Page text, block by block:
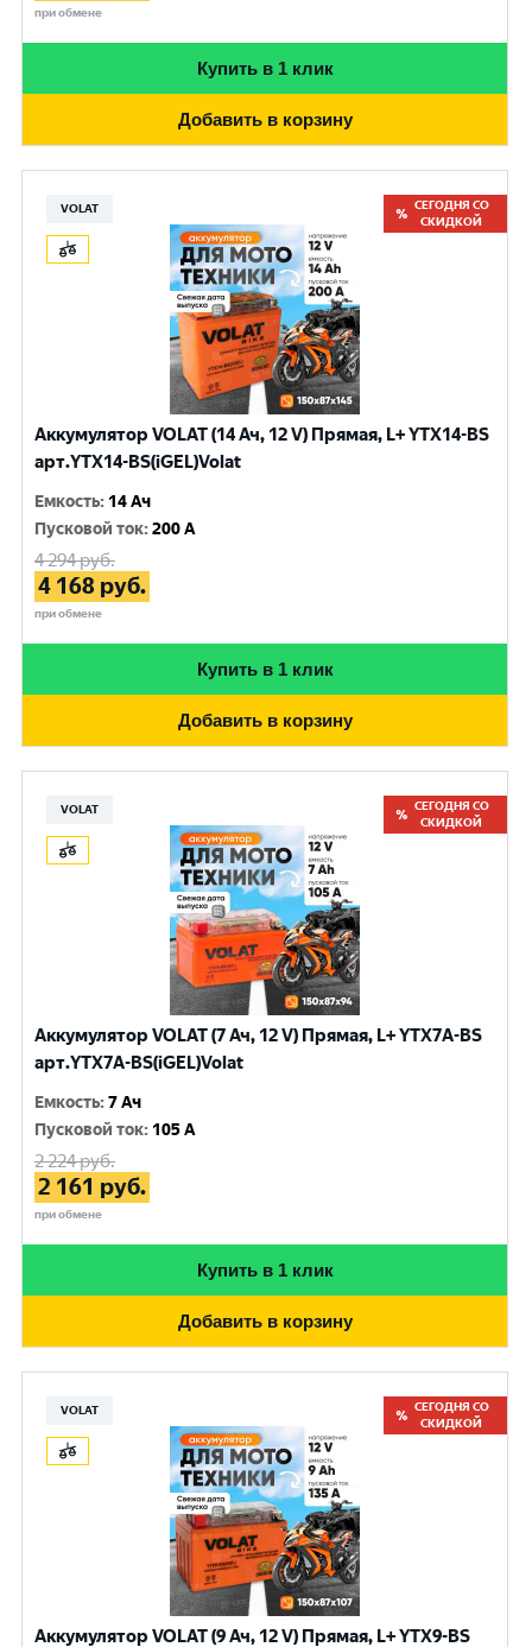
при обмене
Купить в 1 клик
Добавить в корзину
VOLAT
СЕГОДНЯ СО
СКИДКОЙ
Аккумулятор VOLAT (14 Ач, 12 V) Прямая, L+ YTX14-BS
арт.YTX14-BS(iGEL)Volat
Емкость: 14 Ач
Пусковой ток:200 A
4 294руб.
4 168 руб.
при обмене
Купить в 1 клик
Добавить в корзину
VOLAT
СЕГОДНЯ СО
СКИДКОЙ
Аккумулятор VOLAT (7 Ач, 12 V) Прямая, L+ YTX7A-BS
арт.YTX7A-BS(iGEL)Volat
Емкость:7 Ач
Пусковой ток: 105 A
2 224руб.
2 161 руб.
при обмене
Купить в 1 клик
Добавить в корзину
VOLAT
СЕГОДНЯ СО
СКИДКОЙ
Аккумулятор VOLAT (9 Ач, 12 V) Прямая, L+ YTX9-BS